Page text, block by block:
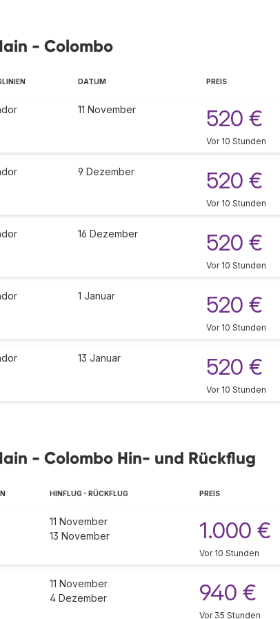
- Colombo
DATUM PREIS
11 November 520 €
Vor 10 Stunden
9 Dezember 520 €
Vor 10 Stunden
16 Dezember 520 €
Vor 10 Stunden
1 Januar 520 €
Vor 10 Stunden
13 Januar 520 €
Vor 10 Stunden
- Colombo Hin- und Rückflug
HINFLUG - RÜCKFLUG PREIS
11 November
13 November
1.000 €
Vor 10 Stunden
11 November
4 Dezember
940 €
Vor 35 Stunden